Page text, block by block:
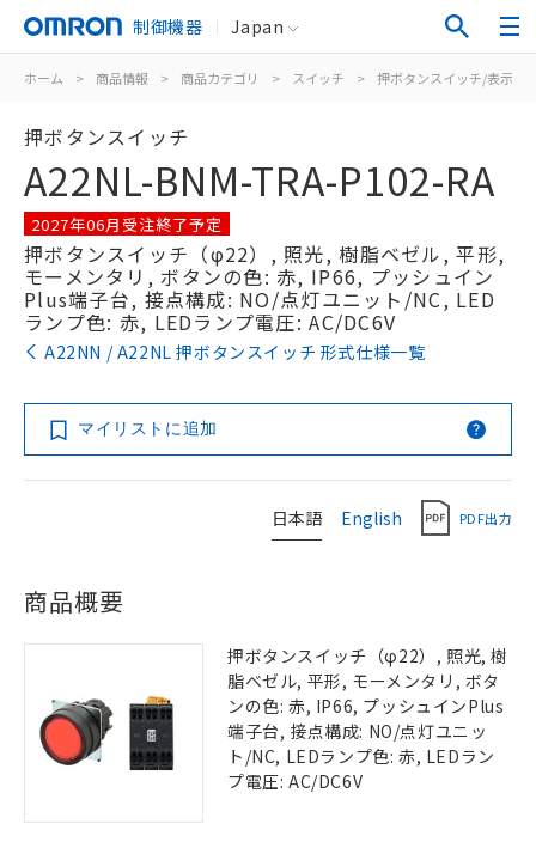
制御機器 Japan
ホーム > 商品情報 > 商品カテゴリ > スイッチ > 押ボタンスイッチ/表示灯
押ボタンスイッチ
A22NL-BNM-TRA-P102-RA
2027年06月受注終了予定
押ボタンスイッチ（φ22）, 照光, 樹脂ベゼル, 平形,
モーメンタリ, ボタンの色: 赤, IP66, プッシュイン
Plus端子台, 接点構成: NO/点灯ユニット/NC, LED
ランプ色: 赤, LEDランプ電圧: AC/DC6V
A22NN / A22NL 押ボタンスイッチ 形式仕様一覧
マイリストに追加
日本語 English PDF出力
商品概要
押ボタンスイッチ（φ22）, 照光, 樹
脂ベゼル, 平形, モーメンタリ, ボタ
ンの色: 赤, IP66, プッシュインPlus
端子台, 接点構成: NO/点灯ユニッ
ト/NC, LEDランプ色: 赤, LEDラン
プ電圧: AC/DC6V